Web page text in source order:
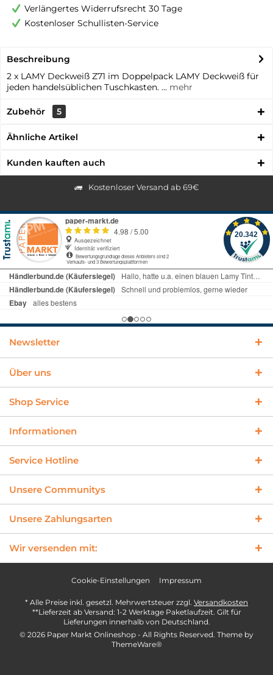
Verlängertes Widerrufsrecht 30 Tage
Kostenloser Schullisten-Service
Beschreibung
2 x LAMY Deckweiß Z71 im Doppelpack LAMY Deckweiß für
jeden handelsüblichen Tuschkasten. ... mehr
Zubehör 5
Ähnliche Artikel
Kunden kauften auch
Kostenloser Versand ab 69€
Newsletter
Über uns
Shop Service
Informationen
Service Hotline
Unsere Communitys
Unsere Zahlungsarten
Wir versenden mit:
Cookie-Einstellungen Impressum
* Alle Preise inkl. gesetzl. Mehrwertsteuer zzgl. Versandkosten
**Lieferzeit ab Versand: 1-2 Werktage Paketlaufzeit. Gilt für
Lieferungen innerhalb von Deutschland.
© 2026 Paper Markt Onlineshop - All Rights Reserved. Theme by
ThemeWare®